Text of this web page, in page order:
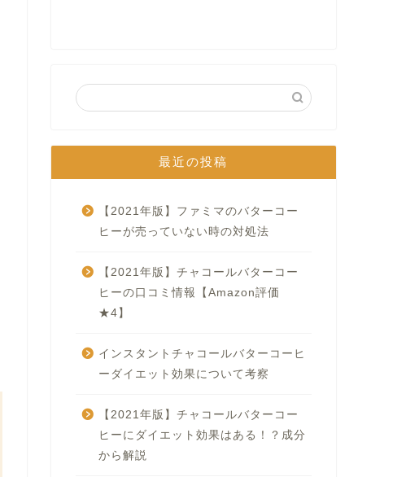
最近の投稿
【2021年版】ファミマのバターコー
ヒーが売っていない時の対処法
【2021年版】チャコールバターコー
ヒーの口コミ情報【Amazon評価
★4】
インスタントチャコールバターコーヒ
ーダイエット効果について考察
【2021年版】チャコールバターコー
ヒーにダイエット効果はある！？成分
から解説